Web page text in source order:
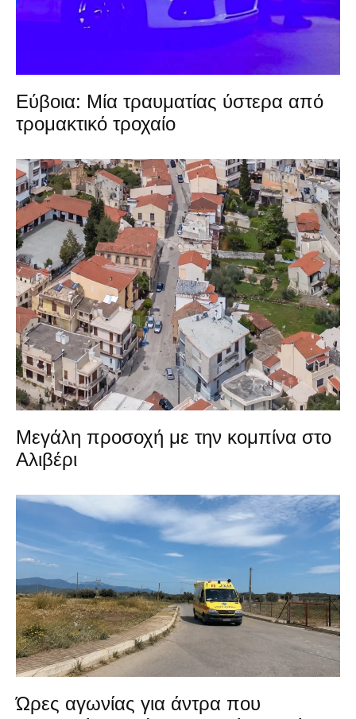
Εύβοια: Μία τραυματίας ύστερα από
τρομακτικό τροχαίο
Μεγάλη προσοχή με την κομπίνα στο
Αλιβέρι
Ώρες αγωνίας για άντρα που